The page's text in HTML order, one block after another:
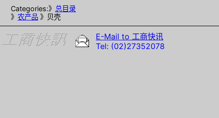
Categories:》 总目录
》 农产品 》贝壳
E-Mail to 工商快讯
Tel: (02)27352078